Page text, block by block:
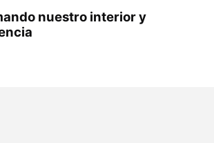
nuestro interior y